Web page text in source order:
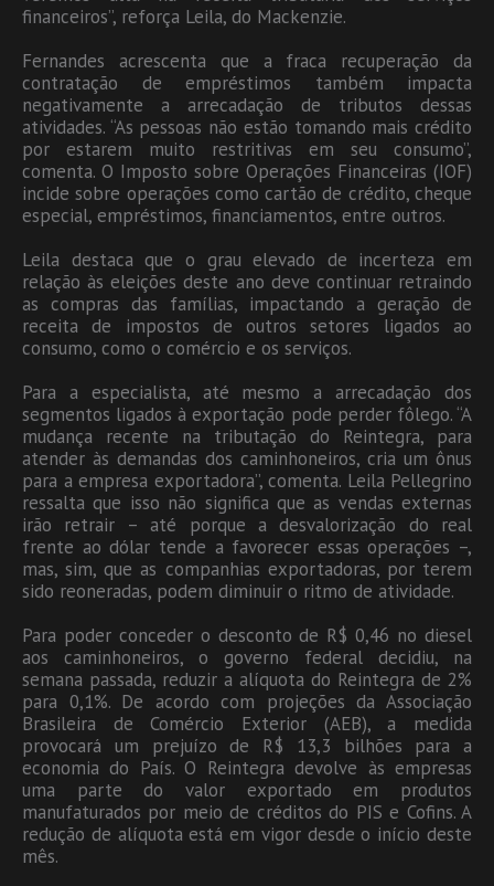
financeiros”, reforça Leila, do Mackenzie.
Fernandes acrescenta que a fraca recuperação da
contratação de empréstimos também impacta
negativamente a arrecadação de tributos dessas
atividades. “As pessoas não estão tomando mais crédito
por estarem muito restritivas em seu consumo”,
comenta. O Imposto sobre Operações Financeiras (IOF)
incide sobre operações como cartão de crédito, cheque
especial, empréstimos, financiamentos, entre outros.
Leila destaca que o grau elevado de incerteza em
relação às eleições deste ano deve continuar retraindo
as compras das famílias, impactando a geração de
receita de impostos de outros setores ligados ao
consumo, como o comércio e os serviços.
Para a especialista, até mesmo a arrecadação dos
segmentos ligados à exportação pode perder fôlego. “A
mudança recente na tributação do Reintegra, para
atender às demandas dos caminhoneiros, cria um ônus
para a empresa exportadora”, comenta. Leila Pellegrino
ressalta que isso não significa que as vendas externas
irão retrair – até porque a desvalorização do real
frente ao dólar tende a favorecer essas operações –,
mas, sim, que as companhias exportadoras, por terem
sido reoneradas, podem diminuir o ritmo de atividade.
Para poder conceder o desconto de R$ 0,46 no diesel
aos caminhoneiros, o governo federal decidiu, na
semana passada, reduzir a alíquota do Reintegra de 2%
para 0,1%. De acordo com projeções da Associação
Brasileira de Comércio Exterior (AEB), a medida
provocará um prejuízo de R$ 13,3 bilhões para a
economia do País. O Reintegra devolve às empresas
uma parte do valor exportado em produtos
manufaturados por meio de créditos do PIS e Cofins. A
redução de alíquota está em vigor desde o início deste
mês.